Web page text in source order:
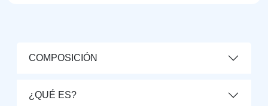
COMPOSICIÓN
¿QUÉ ES?